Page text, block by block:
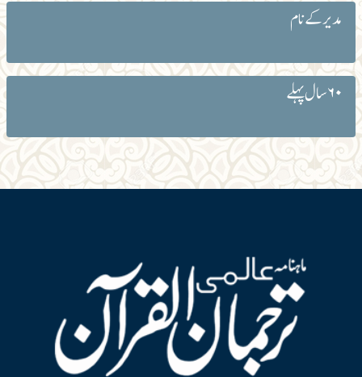
مدیر کے نام
۶۰ سال پہلے